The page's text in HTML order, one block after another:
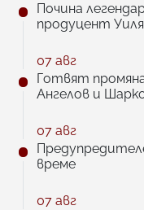
Почина
продуцент
07 авг
Готвят
Ангелов и
07 авг
време
07 авг